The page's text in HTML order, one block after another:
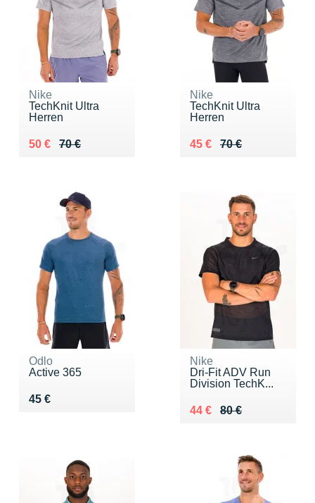
Nike
TechKnit Ultra
Herren
70 €
Au lieu de 70 €
50 €
Vendu 50 €
Nike
TechKnit Ultra
Herren
70 €
Au lieu de 70 €
45 €
Vendu 45 €
Odlo
Active 365
45 €
Vendu 45 €
Nike
Dri-Fit ADV Run
Division TechK...
80 €
Au lieu de 80 €
44 €
Vendu 44 €